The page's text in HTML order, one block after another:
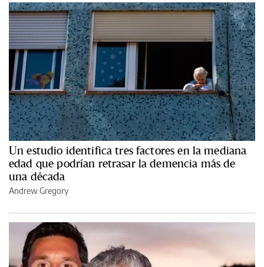
Un estudio identifica tres factores en la mediana
edad que podrían retrasar la demencia más de
una década
Andrew Gregory